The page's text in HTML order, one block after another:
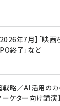
2026年7月】「映
終了」など
略／AI活用のカ
ケター向け講演】